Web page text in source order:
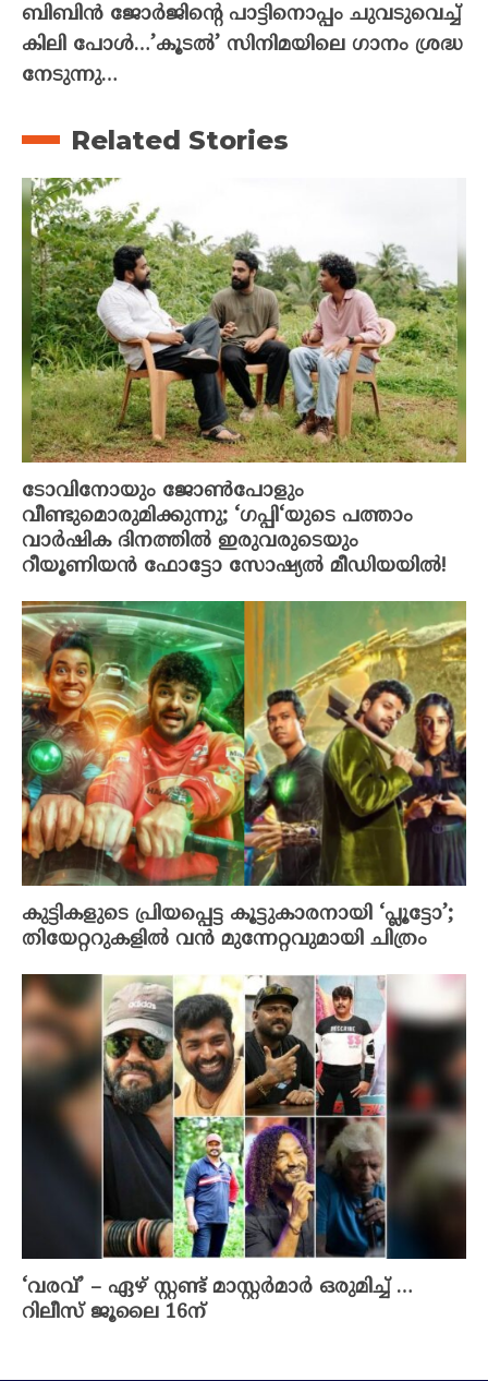
ബിബിൻ ജോർജിന്റെ പാട്ടിനൊപ്പം ചുവടുവെച്ച്
കിലി പോൾ…’കൂടൽ’ സിനിമയിലെ ഗാനം ശ്രദ്ധ
നേടുന്നു…
Related Stories
ടോവിനോയും ജോൺപോളും
വീണ്ടുമൊരുമിക്കുന്നു; ‘ഗപ്പി‘യുടെ പത്താം
വാർഷിക ദിനത്തിൽ ഇരുവരുടെയും
റീയൂണിയൻ ഫോട്ടോ സോഷ്യൽ മീഡിയയിൽ!
കുട്ടികളുടെ പ്രിയപ്പെട്ട കൂട്ടുകാരനായി ‘പ്ലൂട്ടോ’;
തിയേറ്ററുകളിൽ വൻ മുന്നേറ്റവുമായി ചിത്രം
‘വരവ്’ – ഏഴ് സ്റ്റണ്ട് മാസ്റ്റർമാർ ഒരുമിച്ച് …
റിലീസ് ജൂലൈ 16ന്